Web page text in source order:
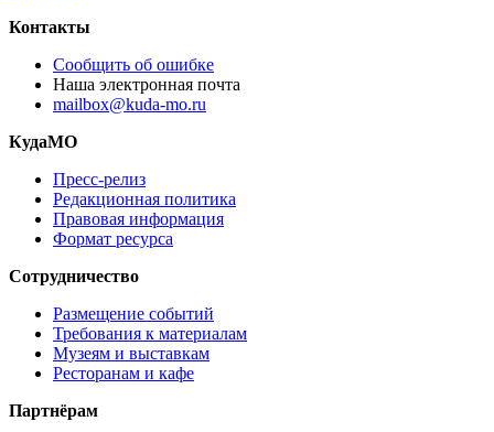
Контакты
Сообщить об ошибке
Наша электронная почта
mailbox@kuda-mo.ru
КудаМО
Пресс-релиз
Редакционная политика
Правовая информация
Формат ресурса
Сотрудничество
Размещение событий
Требования к материалам
Музеям и выставкам
Ресторанам и кафе
Партнёрам